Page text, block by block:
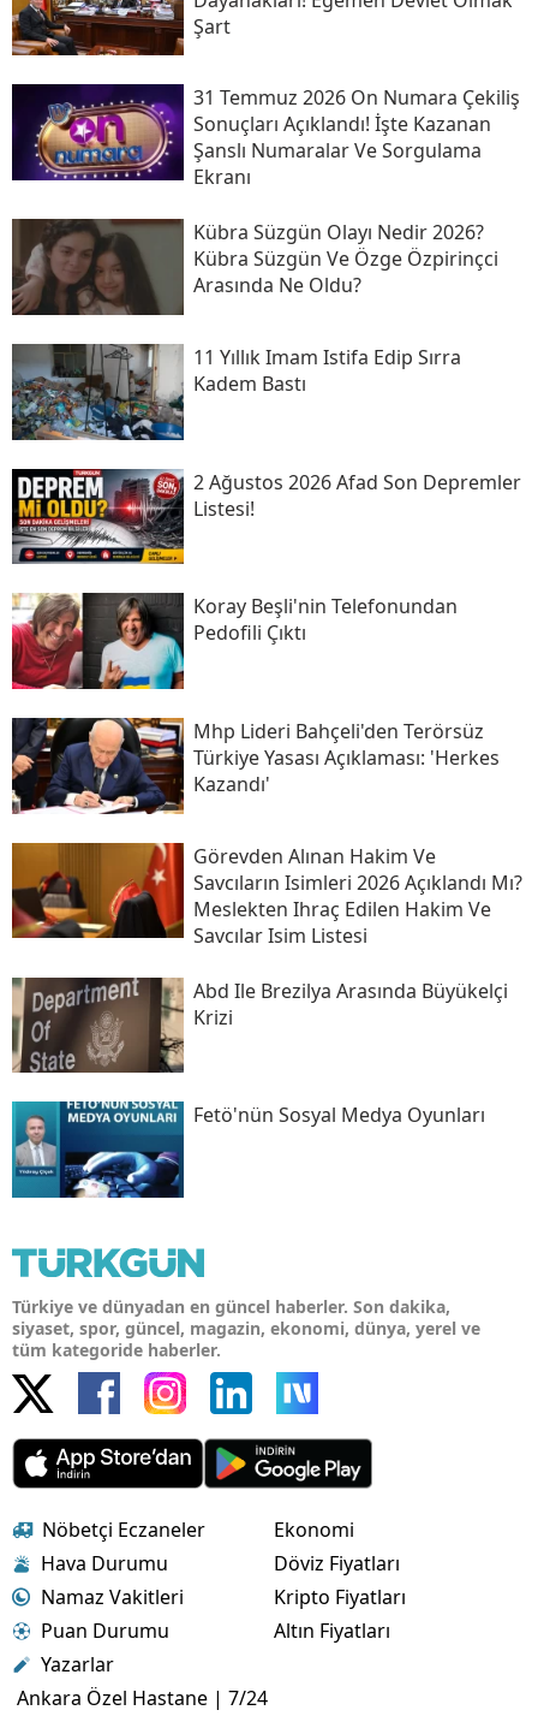
Şart
31 Temmuz 2026 On Numara Çekiliş
Sonuçları Açıklandı! İşte Kazanan
Şanslı Numaralar Ve Sorgulama
Ekranı
Kübra Süzgün Olayı Nedir 2026?
Kübra Süzgün Ve Özge Özpirinçci
Arasında Ne Oldu?
11 Yıllık Imam Istifa Edip Sırra
Kadem Bastı
2 Ağustos 2026 Afad Son Depremler
Listesi!
Koray Beşli'nin Telefonundan
Pedofili Çıktı
Mhp Lideri Bahçeli'den Terörsüz
Türkiye Yasası Açıklaması: 'herkes
Kazandı'
Görevden Alınan Hakim Ve
Savcıların Isimleri 2026 Açıklandı Mı?
Meslekten Ihraç Edilen Hakim Ve
Savcılar Isim Listesi
Abd Ile Brezilya Arasında Büyükelçi
Krizi
Fetö'nün Sosyal Medya Oyunları
Türkiye ve dünyadan en güncel haberler. Son dakika,
siyaset, spor, güncel, magazin, ekonomi, dünya, yerel ve
tüm kategoride haberler.
Nöbetçi Eczaneler
Hava Durumu
Namaz Vakitleri
Puan Durumu
Yazarlar
Ankara Özel Hastane | 7/24
Ekonomi
Döviz Fiyatları
Kripto Fiyatları
Altın Fiyatları